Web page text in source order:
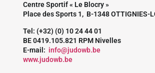
Centre Sportif « Le Blocry »
Place des Sports 1, B-1348 OTTIGNIES-
Tel: (+32) (0) 10 24 44 01
BE 0419.105.821 RPM Nivelles
E-mail: info@judowb.be
www.judowb.be